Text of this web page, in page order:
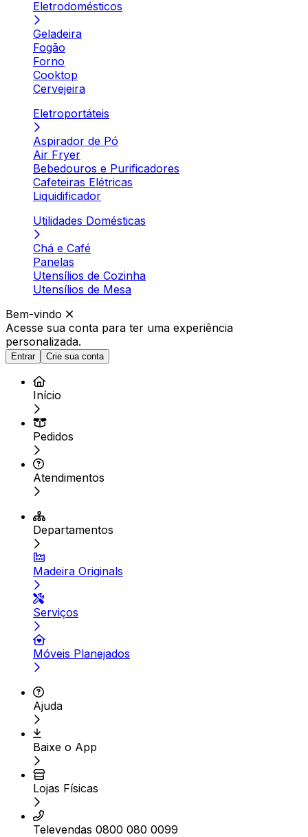
Eletrodomésticos
Geladeira
Fogão
Forno
Cooktop
Cervejeira
Eletroportáteis
Aspirador de Pó
Air Fryer
Bebedouros e Purificadores
Cafeteiras Elétricas
Liquidificador
Utilidades Domésticas
Chá e Café
Panelas
Utensílios de Cozinha
Utensílios de Mesa
Bem-vindo
Acesse sua conta para ter uma experiência
personalizada.
Entrar Crie sua conta
Início
Pedidos
Atendimentos
Departamentos
Madeira Originals
Serviços
Móveis Planejados
Ajuda
Baixe o App
Lojas Físicas
Televendas 0800 080 0099